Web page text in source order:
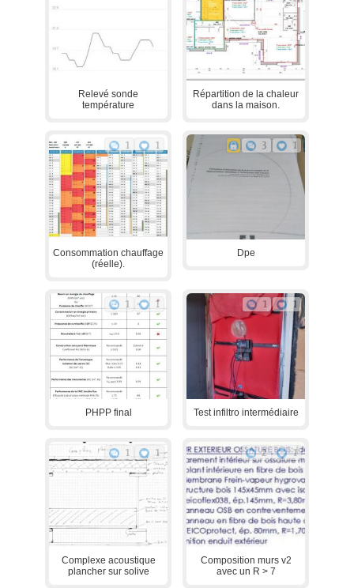
Relevé sonde
température
Répartition de la chaleur
dans la maison.
1 1
Consommation chauffage
(réelle).
3 1
Dpe
1 1
PHPP final
1 1
Test infiltro intermédiaire
1 1
Complexe acoustique
plancher sur solive
2 1
Composition murs v2
avec un R > 7